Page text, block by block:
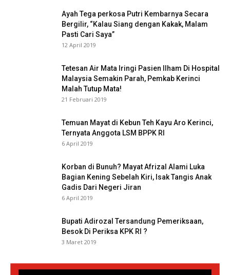
Ayah Tega perkosa Putri Kembarnya Secara
Bergilir, “Kalau Siang dengan Kakak, Malam
Pasti Cari Saya”
12 April 2019
Tetesan Air Mata Iringi Pasien Ilham Di Hospital
Malaysia Semakin Parah, Pemkab Kerinci
Malah Tutup Mata!
21 Februari 2019
Temuan Mayat di Kebun Teh Kayu Aro Kerinci,
Ternyata Anggota LSM BPPK RI
6 April 2019
Korban di Bunuh? Mayat Afrizal Alami Luka
Bagian Kening Sebelah Kiri, Isak Tangis Anak
Gadis Dari Negeri Jiran
6 April 2019
Bupati Adirozal Tersandung Pemeriksaan,
Besok Di Periksa KPK RI ?
3 Maret 2019